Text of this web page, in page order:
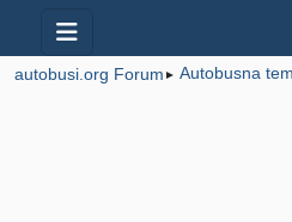
autobusi.org Forum ► Autobusna